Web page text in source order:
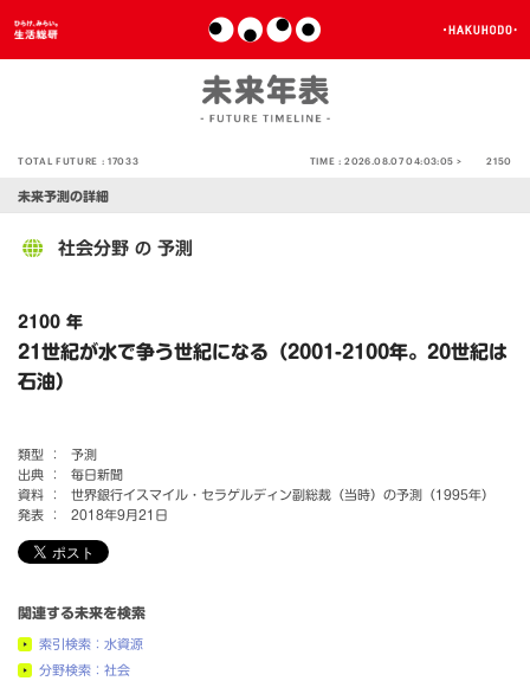
TOTAL FUTURE :17033 TIME :2026.08.07 04:03:05 > 2150
未来予測の詳細
社会分野 の 予測
2100 年
21世紀が水で争う世紀になる（2001-2100年。20世紀は
石油）
類型 ：
予測
出典 ：
毎日新聞
資料 ：
世界銀行イスマイル・セラゲルディン副総裁（当時）の予測（1995年）
発表 ：
2018年9月21日
関連する未来を検索
索引検索：水資源
分野検索：社会